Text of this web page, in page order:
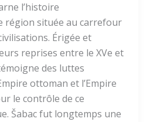
l’histoire
région située au carrefour
Érigée et
reprises entre le XVe et
des luttes
ottoman et l’Empire
le contrôle de ce
Šabac fut longtemps une